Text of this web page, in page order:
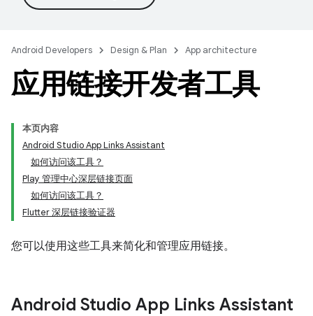
Android Developers Design & Plan App architecture
应用链接开发者工具
本页内容
Android Studio App Links Assistant
如何访问该工具？
Play 管理中心深层链接页面
如何访问该工具？
Flutter 深层链接验证器
您可以使用这些工具来简化和管理应用链接。
Android Studio App Links Assistant